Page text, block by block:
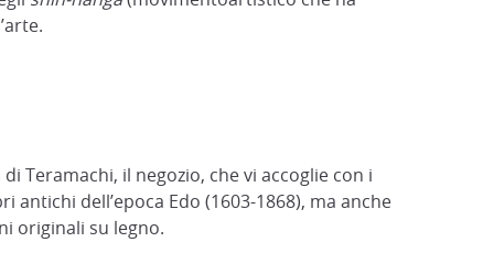
Teramachi, il negozio, che vi accoglie con i
antichi dell’epoca Edo (1603-1868), ma anche
originali su legno.